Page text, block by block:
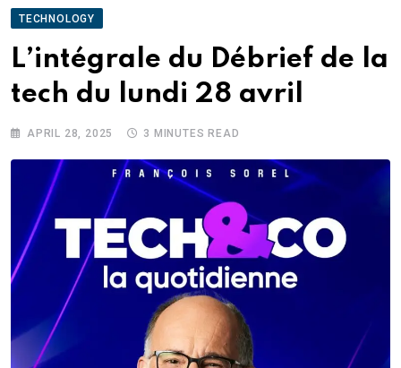
TECHNOLOGY
L’intégrale du Débrief de la
tech du lundi 28 avril
APRIL 28, 2025 3 MINUTES READ